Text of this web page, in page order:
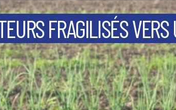
FRAGILISÉS